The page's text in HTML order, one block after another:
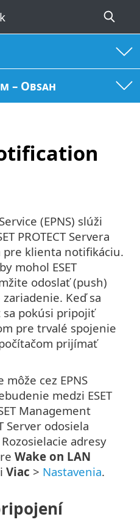
– Obsah
(EPNS) slúži
PROTECT Servera
pre klienta notifikáciu.
mohol ESET
odoslať (push)
Keď sa
pokúsi pripojiť
pre trvalé spojenie
prijímať
môže cez EPNS
medzi ESET
Management
Server odosiela
Rozosielacie adresy
Wake on LAN
Viac > Nastavenia.